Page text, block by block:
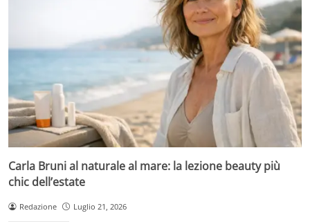
Carla Bruni al naturale al mare: la lezione beauty più
chic dell’estate
Redazione Luglio 21, 2026